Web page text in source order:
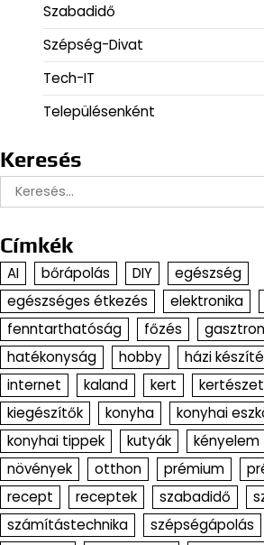
Szabadidő
Szépség-Divat
Tech-IT
Településenként
Keresés
Keresés:
Címkék
AI bőrápolás DIY
egészség
egészséges étkezés
elektronika
fenntarthatóság
főzés
hatékonyság
hobby házi
internet
kaland kert kertészet
kiegészítők
konyha
konyhai
konyhai tippek
kutyák kényelem
növények
otthon prémium
recept
receptek szabadidő
számítástechnika
szépségápolás